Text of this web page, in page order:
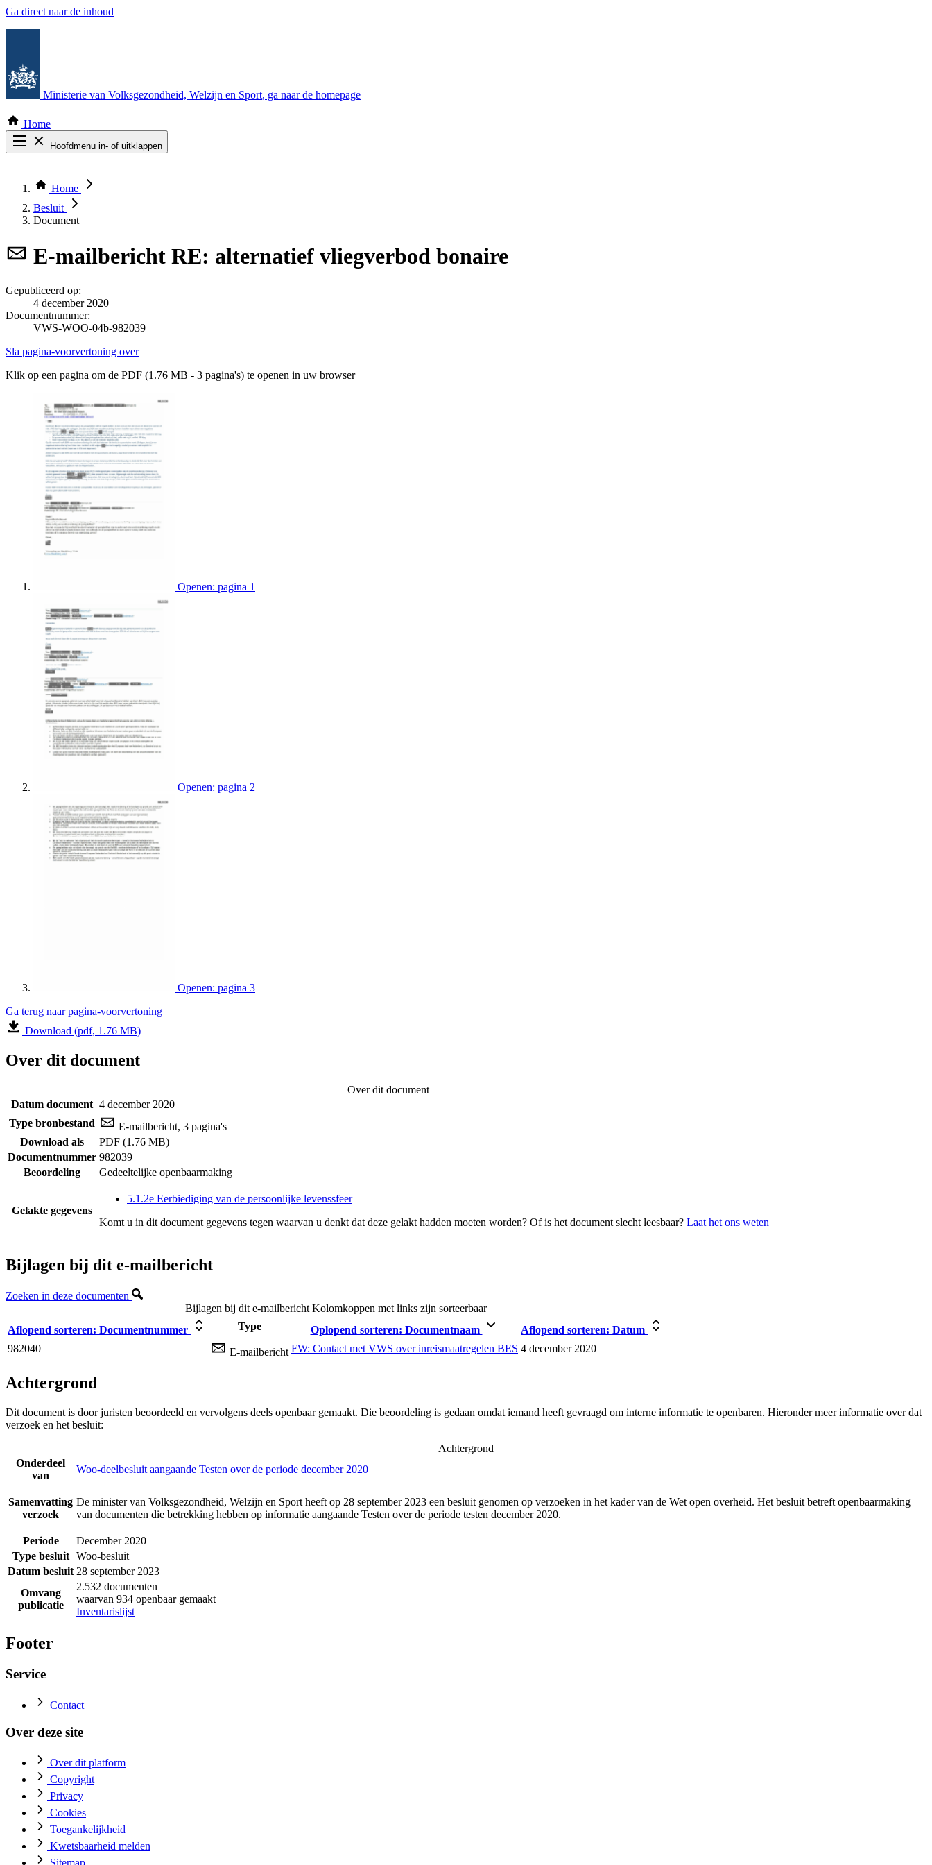
Ga direct naar de inhoud
Ministerie van Volksgezondheid, Welzijn en Sport, ga naar de homepage
Home
Hoofdmenu in- of uitklappen
Thema COVID-19
Bekijk per bestuursorgaan
Home
Besluit
Document
E-mailbericht RE: alternatief vliegverbod bonaire
Gepubliceerd op:
4 december 2020
Documentnummer:
VWS-WOO-04b-982039
Sla pagina-voorvertoning over
Klik op een pagina om de PDF (1.76 MB - 3 pagina's) te openen in uw browser
Openen: pagina 1
Openen: pagina 2
Openen: pagina 3
Ga terug naar pagina-voorvertoning
Download (pdf, 1.76 MB)
Over dit document
Over dit document
Datum document 4 december 2020
Type bronbestand
E-mailbericht, 3 pagina's
Download als
PDF (1.76 MB)
Documentnummer 982039
Beoordeling
Gedeeltelijke openbaarmaking
Gelakte gegevens
5.1.2e Eerbiediging van de persoonlijke levenssfeer
Komt u in dit document gegevens tegen waarvan u denkt dat deze gelakt hadden moeten worden? Of is het document slecht leesbaar? Laat het ons weten
Bijlagen bij dit e-mailbericht
Zoeken in deze documenten
Bijlagen bij dit e-mailbericht Kolomkoppen met links zijn sorteerbaar
Aflopend sorteren: Documentnummer Type Oplopend sorteren: Documentnaam Aflopend sorteren: Datum
982040
E-mailbericht FW: Contact met VWS over inreismaatregelen BES 4 december 2020
Achtergrond
Dit document is door juristen beoordeeld en vervolgens deels openbaar gemaakt. Die beoordeling is gedaan omdat iemand heeft gevraagd om interne informatie te openbaren. Hieronder meer informatie over dat
verzoek en het besluit:
Achtergrond
Onderdeel
van
Woo-deelbesluit aangaande Testen over de periode december 2020
Samenvatting
verzoek
De minister van Volksgezondheid, Welzijn en Sport heeft op 28 september 2023 een besluit genomen op verzoeken in het kader van de Wet open overheid. Het besluit betreft openbaarmaking
van documenten die betrekking hebben op informatie aangaande Testen over de periode testen december 2020.
Periode
December 2020
Type besluit
Woo-besluit
Datum besluit 28 september 2023
Omvang
publicatie
2.532 documenten
waarvan 934 openbaar gemaakt
Inventarislijst
Footer
Service
Contact
Over deze site
Over dit platform
Copyright
Privacy
Cookies
Toegankelijkheid
Kwetsbaarheid melden